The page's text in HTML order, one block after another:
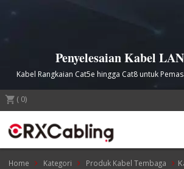
Penyelesaian Kabel
Infrastruktur Rangkaian
Boleh Dipercayai
Kabel Rangkaian Cat5e hingga Cat8 untuk
( 0)
Home Kategori Produk Kabel Tembaga